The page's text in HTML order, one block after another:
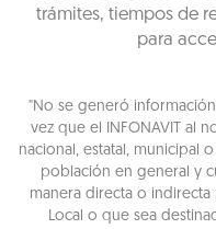
trámites, tiempos de
para
"No se generó
vez que el INFONAVIT al
nacional, estatal, municipal
población en general y
manera directa o
Local o que sea